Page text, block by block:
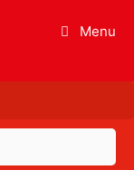
Menu